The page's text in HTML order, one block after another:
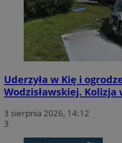
Uderzyła w Kię i
Wodzisławskiej. Kolizja
3 sierpnia 2026, 14:12
3